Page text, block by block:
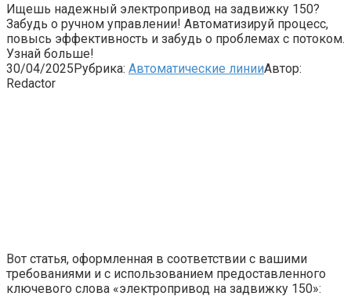
Ищешь надежный электропривод на задвижку 150?
Забудь о ручном управлении! Автоматизируй процесс,
повысь эффективность и забудь о проблемах с потоком.
Узнай больше!
30/04/2025Рубрика: Автоматические линииАвтор:
Redactor
Вот статья, оформленная в соответствии с вашими
требованиями и с использованием предоставленного
ключевого слова «электропривод на задвижку 150»: